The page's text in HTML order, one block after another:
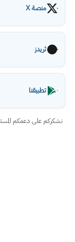
منصة X
ثريدز
تطبيقنا
نشكركم على دعمكم